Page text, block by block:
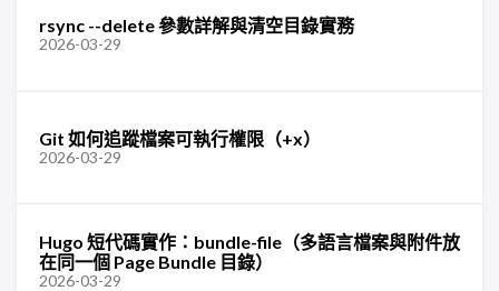
rsync --delete 參數詳解與清空目錄實務
2026-03-29
Git 如何追蹤檔案可執行權限（+x）
2026-03-29
Hugo 短代碼實作：bundle-file（多語言檔案與附件放
在同一個 Page Bundle 目錄）
2026-03-29